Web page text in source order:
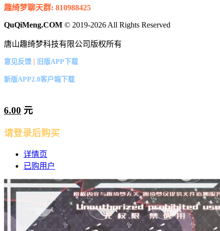
趣绮梦聊天群: 810988425
QuQiMeng.COM © 2019-2026 All Rights Reserved
唐山趣绮梦科技有限公司版权所有
意见反馈 | 旧版APP下载
新版APP2.0客户端下载
6.00 元
请登录后购买
详情页
已购用户